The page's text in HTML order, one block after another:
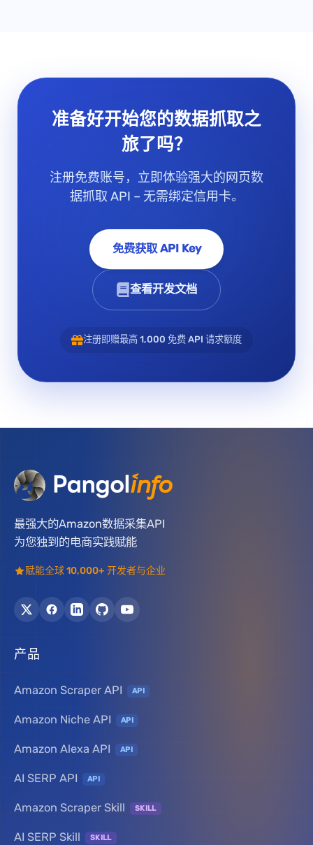
准备好开始您的数据抓取之
旅了吗？
注册免费账号，立即体验强大的网页数
据抓取 API – 无需绑定信用卡。
免费获取 API Key
查看开发文档
注册即赠最高 1,000 免费 API 请求额度
最强大的Amazon数据采集API
为您独到的电商实践赋能
赋能全球 10,000+ 开发者与企业
产品
Amazon Scraper API API
Amazon Niche API API
Amazon Alexa API API
AI SERP API API
Amazon Scraper Skill SKILL
AI SERP Skill SKILL